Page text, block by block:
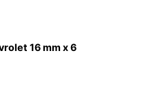
16 mm x6